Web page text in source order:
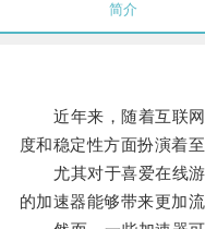
简介
近年来，随着互联网
度和稳定性方面扮演着
尤其对于喜爱在线游
的加速器能够带来更加流